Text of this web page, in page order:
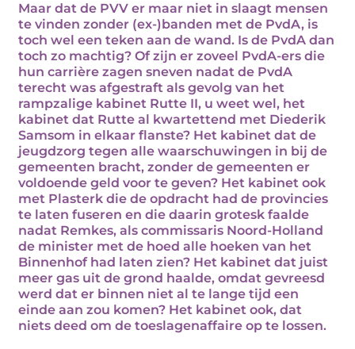
Maar dat de PVV er maar niet in slaagt mensen
te vinden zonder (ex-)banden met de PvdA, is
toch wel een teken aan de wand. Is de PvdA dan
toch zo machtig? Of zijn er zoveel PvdA-ers die
hun carrière zagen sneven nadat de PvdA
terecht was afgestraft als gevolg van het
rampzalige kabinet Rutte II, u weet wel, het
kabinet dat Rutte al kwartettend met Diederik
Samsom in elkaar flanste? Het kabinet dat de
jeugdzorg tegen alle waarschuwingen in bij de
gemeenten bracht, zonder de gemeenten er
voldoende geld voor te geven? Het kabinet ook
met Plasterk die de opdracht had de provincies
te laten fuseren en die daarin grotesk faalde
nadat Remkes, als commissaris Noord-Holland
de minister met de hoed alle hoeken van het
Binnenhof had laten zien? Het kabinet dat juist
meer gas uit de grond haalde, omdat gevreesd
werd dat er binnen niet al te lange tijd een
einde aan zou komen? Het kabinet ook, dat
niets deed om de toeslagenaffaire op te lossen.